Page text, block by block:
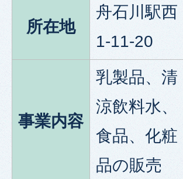
所在地
舟石川駅西
1-11-20
事業内容
乳製品、清
涼飲料水、
食品、化粧
品の販売